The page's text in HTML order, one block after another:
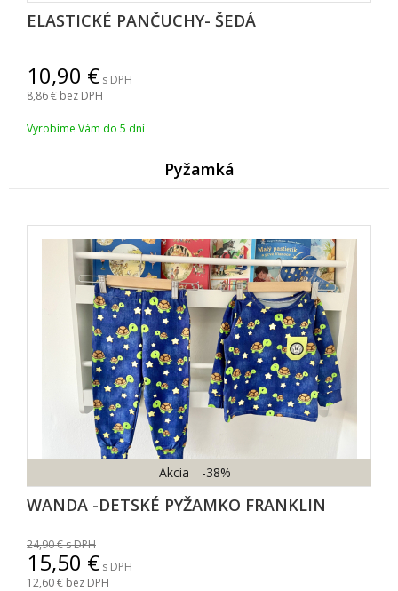
ELASTICKÉ PANČUCHY- ŠEDÁ
10,90
s DPH
8,86 bez DPH
Vyrobíme Vám do 5 dní
Pyžamk
WANDA -DETSKÉ PYŽAMKO FRANKLIN
Akcia -38%
24,90s DPH
15,50
s DPH
12,60 bez DPH